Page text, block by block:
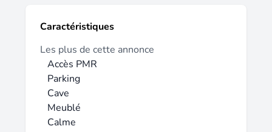
L'appartement dispose également d'une
cave et de deux places de parking. Libre 1er
Août Loyer : 400  plus 35  de provisions
sur charges (OM, entretien communs)
Dépôt de garantie : 400  Honoraires charge
locataire : 407  (Dos. 296  + Edl 111 * ) *
L'état des lieux peut être réalisé par
huissier à la demande et à la charge des
Caractéristiques
Les plus de cette annonce
Accès PMR
Parking
Cave
Meublé
Calme